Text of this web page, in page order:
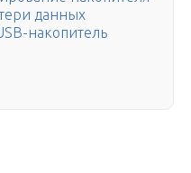
данных
накопитель